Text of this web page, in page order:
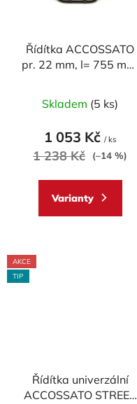
Řídítka ACCOSSATO
pr. 22 mm, l= 755 mm,
hodnocení
produktu
je
5
Skladem (5 ks)
1 053 Kč / ks
1 238 Kč (–14 %)
Varianty
AKCE
TIP
Řídítka univerzální
ACCOSSATO STREET